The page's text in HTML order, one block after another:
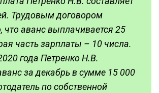
Трудовым договором
что аванс выплачивается 25
часть зарплаты – 10 числа.
года Петренко Н.В.
за декабрь в сумме 15 000
по собственной